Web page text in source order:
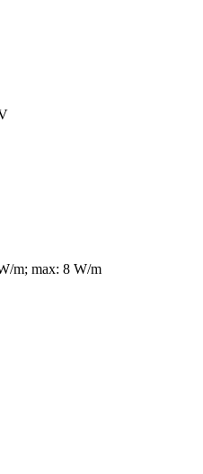
m; max: 8 W/m